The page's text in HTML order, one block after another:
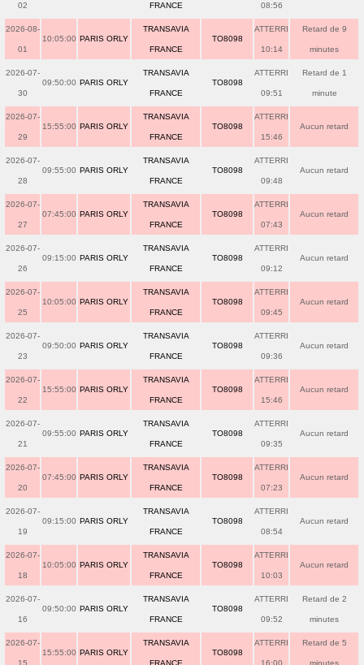
02 FRANCE 08:56
2026-08-
01
10:05:00 PARIS ORLY
TRANSAVIA
FRANCE
TO8098
ATTERRI
10:14
Retard de 9
minutes
2026-07-
30
09:50:00 PARIS ORLY
TRANSAVIA
FRANCE
TO8098
ATTERRI
09:51
Retard de 1
minute
2026-07-
29
15:55:00 PARIS ORLY
TRANSAVIA
FRANCE
TO8098
ATTERRI
15:46
Aucun retard
2026-07-
28
09:55:00 PARIS ORLY
TRANSAVIA
FRANCE
TO8098
ATTERRI
09:48
Aucun retard
2026-07-
27
07:45:00 PARIS ORLY
TRANSAVIA
FRANCE
TO8098
ATTERRI
07:43
Aucun retard
2026-07-
26
09:15:00 PARIS ORLY
TRANSAVIA
FRANCE
TO8098
ATTERRI
09:12
Aucun retard
2026-07-
25
10:05:00 PARIS ORLY
TRANSAVIA
FRANCE
TO8098
ATTERRI
09:45
Aucun retard
2026-07-
23
09:50:00 PARIS ORLY
TRANSAVIA
FRANCE
TO8098
ATTERRI
09:36
Aucun retard
2026-07-
22
15:55:00 PARIS ORLY
TRANSAVIA
FRANCE
TO8098
ATTERRI
15:46
Aucun retard
2026-07-
21
09:55:00 PARIS ORLY
TRANSAVIA
FRANCE
TO8098
ATTERRI
09:35
Aucun retard
2026-07-
20
07:45:00 PARIS ORLY
TRANSAVIA
FRANCE
TO8098
ATTERRI
07:23
Aucun retard
2026-07-
19
09:15:00 PARIS ORLY
TRANSAVIA
FRANCE
TO8098
ATTERRI
08:54
Aucun retard
2026-07-
18
10:05:00 PARIS ORLY
TRANSAVIA
FRANCE
TO8098
ATTERRI
10:03
Aucun retard
2026-07-
16
09:50:00 PARIS ORLY
TRANSAVIA
FRANCE
TO8098
ATTERRI
09:52
Retard de 2
minutes
2026-07-
15
15:55:00 PARIS ORLY
TRANSAVIA
FRANCE
TO8098
ATTERRI
16:00
Retard de 5
minutes